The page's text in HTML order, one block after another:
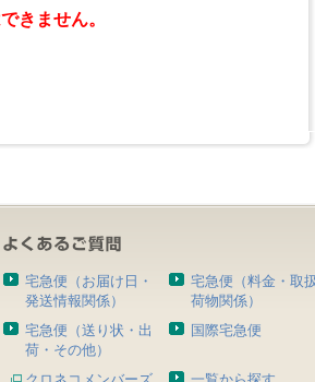
きません。
宅急便（お届け日・
発送情報関係）
宅急便（料金・取
荷物関係）
宅急便（送り状・出
荷・その他）
国際宅急便